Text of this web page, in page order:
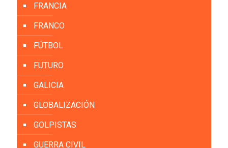
FRANCIA
FRANCO
FÚTBOL
FUTURO
GALICIA
GLOBALIZACIÓN
GOLPISTAS
GUERRA CIVIL